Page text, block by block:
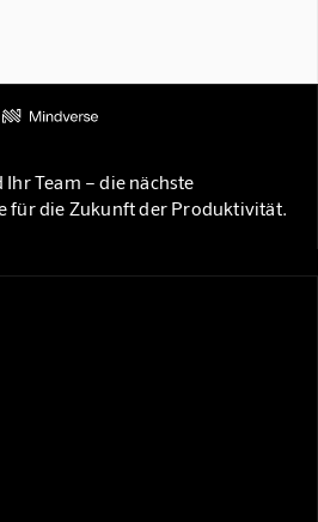
Team – die nächste
für die Zukunft der Produktivität.